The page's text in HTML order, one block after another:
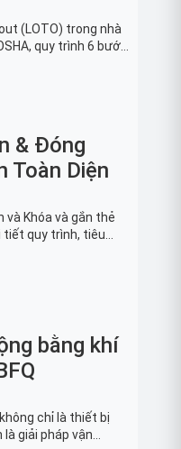
(LOTO) trong nhà
quy trình 6 bước
pháp bảo trì lò
& Đóng
Toàn Diện
và Khóa và gắn thẻ
tiết quy trình, tiêu
trong công nghiệp
bằng khí
chỉ là thiết bị
giải pháp vận